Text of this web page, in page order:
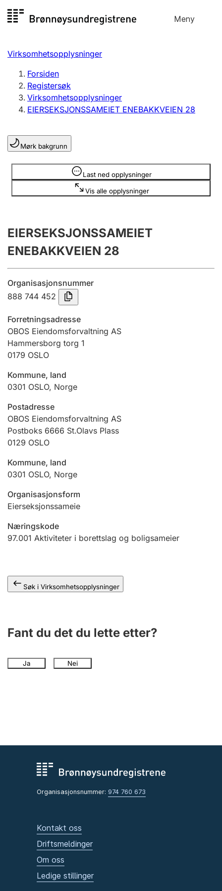
til
Meny
Registersøk
Aksjeselskap
Enkeltpersonforetak
Registrere, endre, slette
Lag og forening
Registrere, endre, slette
Årsregnskap
Innsending og forsinkelsesgebyr
Tinglysing
Jeger
Betaling og jegeravgiftskort
Ektepaktveileder
Offentlig sektor
Virksomhetsopplysninger
Forsiden
Registersøk
Virksomhetsopplysninger
EIERSEKSJONSSAMEIET ENEBAKKVEIEN 28
Mørk bakgrunn
Last ned opplysninger
Vis alle opplysninger
Opplysninger er skjult
EIERSEKSJONSSAMEIET
ENEBAKKVEIEN 28
Organisasjonsnummer
888 744 452
Forretningsadresse
OBOS Eiendomsforvaltning AS
Hammersborg torg 1
0179 OSLO
Kommune, land
0301 OSLO, Norge
Postadresse
OBOS Eiendomsforvaltning AS
Postboks 6666 St.Olavs Plass
0129 OSLO
Kommune, land
0301 OSLO, Norge
Organisasjonsform
Eierseksjonssameie
Næringskode
97.001 Aktiviteter i borettslag og boligsameier
Søk i Virksomhetsopplysninger
Fant du det du lette etter?
Ja Nei
Organisasjonsnummer: 974 760 673
Kontakt oss
Driftsmeldinger
Om oss
Ledige stillinger